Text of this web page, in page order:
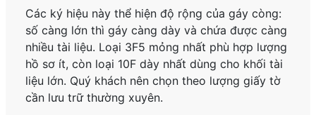
Các ký hiệu này thể hiện độ rộng của gáy còng:
số càng lớn thì gáy càng dày và chứa được càng
nhiều tài liệu. Loại 3F5 mỏng nhất phù hợp lượng
hồ sơ ít, còn loại 10F dày nhất dùng cho khối tài
liệu lớn. Quý khách nên chọn theo lượng giấy tờ
cần lưu trữ thường xuyên.